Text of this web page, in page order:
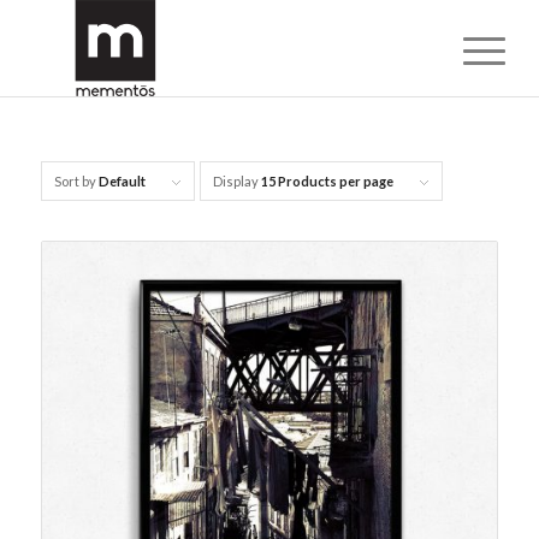
Sort byDefault Display15 Products per page